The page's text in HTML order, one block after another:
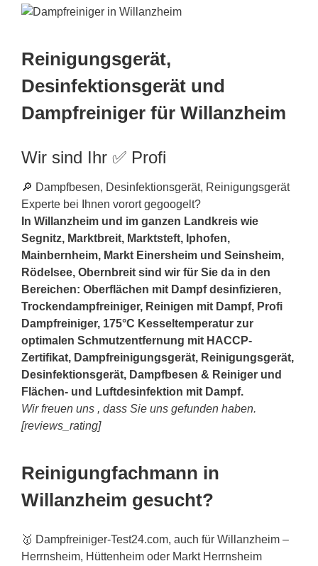
Reinigungsgerät,
Desinfektionsgerät und
Dampfreiniger für Willanzheim
Wir sind Ihr ✅ Profi
🔎 Dampfbesen, Desinfektionsgerät, Reinigungsgerät
Experte bei Ihnen vorort gegoogelt?
In Willanzheim und im ganzen Landkreis wie
Segnitz, Marktbreit, Marktsteft, Iphofen,
Mainbernheim, Markt Einersheim und Seinsheim,
Rödelsee, Obernbreit sind wir für Sie da in den
Bereichen: Oberflächen mit Dampf desinfizieren,
Trockendampfreiniger, Reinigen mit Dampf, Profi
Dampfreiniger, 175°C Kesseltemperatur zur
optimalen Schmutzentfernung mit HACCP-
Zertifikat, Dampfreinigungsgerät, Reinigungsgerät,
Desinfektionsgerät, Dampfbesen & Reiniger und
Flächen- und Luftdesinfektion mit Dampf.
Wir freuen uns , dass Sie uns gefunden haben.
[reviews_rating]
Reinigungfachmann in
Willanzheim gesucht?
🥇 Dampfreiniger-Test24.com, auch für Willanzheim –
Herrnsheim, Hüttenheim oder Markt Herrnsheim